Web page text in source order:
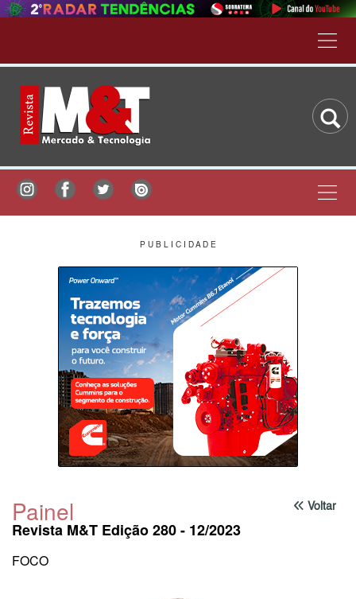
P U B L I C I D A D E
Voltar
Painel
Revista M&T Edição 280 - 12/2023
FOCO